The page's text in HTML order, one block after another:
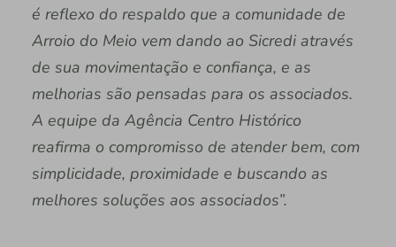
é reflexo do respaldo que a comunidade de
Arroio do Meio vem dando ao Sicredi através
de sua movimentação e confiança, e as
melhorias são pensadas para os associados.
A equipe da Agência Centro Histórico
reafirma o compromisso de atender bem, com
simplicidade, proximidade e buscando as
melhores soluções aos associados”.